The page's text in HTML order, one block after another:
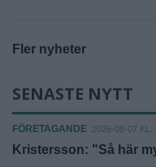
Fler nyheter
SENASTE NYTT
FÖRETAGANDE 2026-08-07 KL.
Kristersson: "Så här